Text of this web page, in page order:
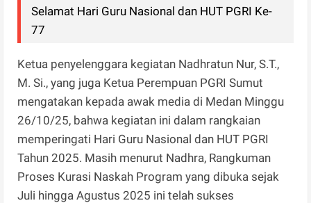
Selamat Hari Guru Nasional dan HUT PGRI Ke-
77
Ketua penyelenggara kegiatan Nadhratun Nur, S.T.,
M. Si., yang juga Ketua Perempuan PGRI Sumut
mengatakan kepada awak media di Medan Minggu
26/10/25, bahwa kegiatan ini dalam rangkaian
memperingati Hari Guru Nasional dan HUT PGRI
Tahun 2025. Masih menurut Nadhra, Rangkuman
Proses Kurasi Naskah Program yang dibuka sejak
Juli hingga Agustus 2025 ini telah sukses